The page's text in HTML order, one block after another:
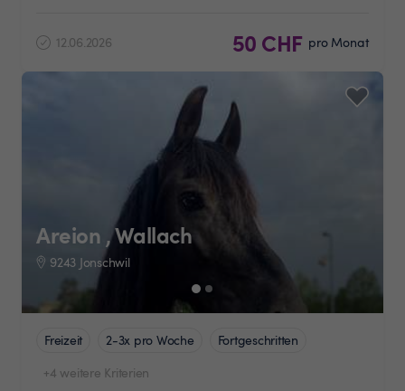
12.06.2026 50 CHF pro Monat
Areion , Wallach
9243 Jonschwil
Freizeit 2-3x pro Woche
Fortgeschritten
+4 weitere Kriterien